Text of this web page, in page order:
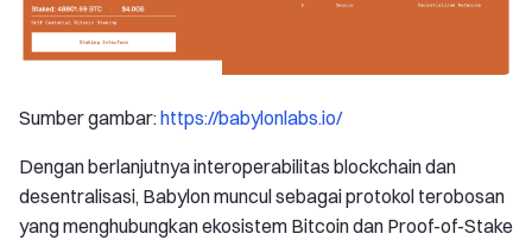
Sumber gambar:https://babylonlabs.io/
Dengan berlanjutnya interoperabilitas blockchain dan
desentralisasi, Babylon muncul sebagai protokol terobosan
yang menghubungkan ekosistem Bitcoin dan Proof-of-Stake